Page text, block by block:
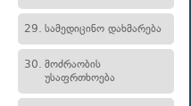
29. სამედიცინო დახმარება
30. მოძრაობის
უსაფრთხოება